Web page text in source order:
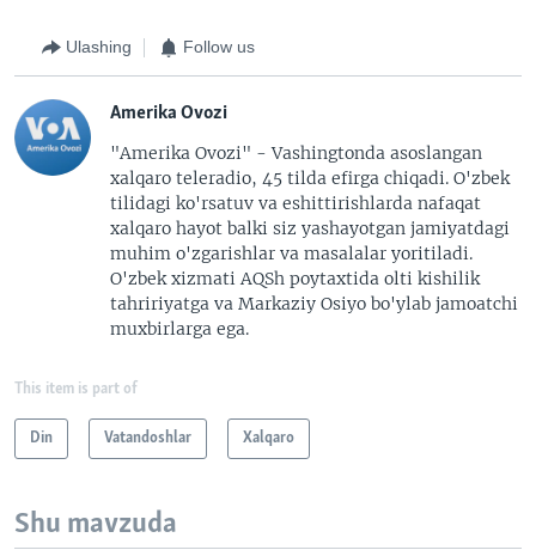
Ulashing Follow us
Amerika Ovozi
"Amerika Ovozi" - Vashingtonda asoslangan
xalqaro teleradio, 45 tilda efirga chiqadi. O'zbek
tilidagi ko'rsatuv va eshittirishlarda nafaqat
xalqaro hayot balki siz yashayotgan jamiyatdagi
muhim o'zgarishlar va masalalar yoritiladi.
O'zbek xizmati AQSh poytaxtida olti kishilik
tahririyatga va Markaziy Osiyo bo'ylab jamoatchi
muxbirlarga ega.
This item is part of
Din Vatandoshlar Xalqaro
Shu mavzuda